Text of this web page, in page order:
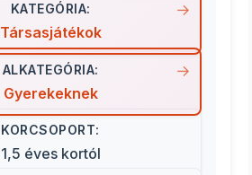
KATEGÓRIA:
Társasjátékok
ALKATEGÓRIA:
Gyerekeknek
KORCSOPORT:
1,5 éves kortól